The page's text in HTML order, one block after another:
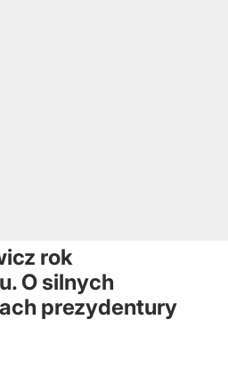
rok
O silnych
prezydentury